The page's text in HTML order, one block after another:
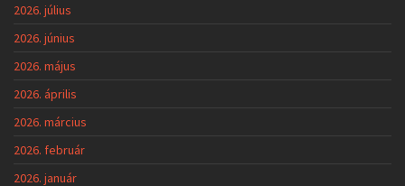
2026. július
2026. június
2026. május
2026. április
2026. március
2026. február
2026. január